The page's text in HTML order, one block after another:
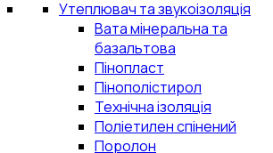
Утеплювач та звукоізоляція
Вата мінеральна та
базальтова
Пінопласт
Пінополістирол
Технічна ізоляція
Поліетилен спінений
Поролон